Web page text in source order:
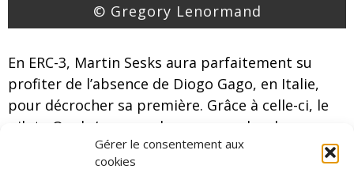
Gérer le consentement aux
cookies
© Gregory Lenormand
En ERC-3, Martin Sesks aura parfaitement su
profiter de l’absence de Diogo Gago, en Italie,
pour décrocher sa première. Grâce à celle-ci, le
pilote Opel s’empare des commandes du
championnat en devançant son adversaire
portugais de 21 points.